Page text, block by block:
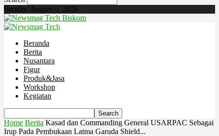
Sunday, August 9, 2026
Biskom
Beranda
Berita
Nusantara
Figur
Produk&Jasa
Workshop
Kegiatan
Home Berita Kasad dan Commanding General USARPAC Sebagai
Irup Pada Pembukaan Latma Garuda Shield...